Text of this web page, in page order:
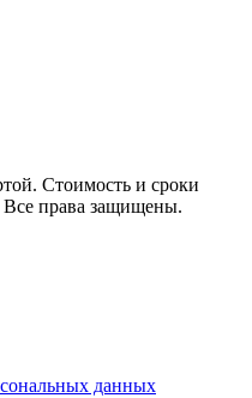
Стоимость и сроки
Все права защищены.
данных